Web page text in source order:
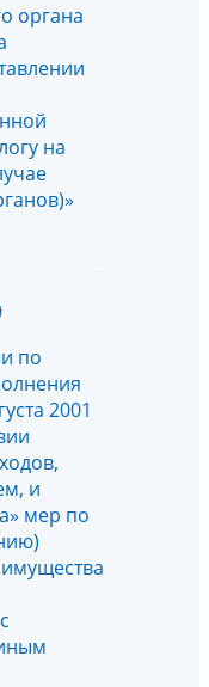
органа
на
по
2001
и
мер по